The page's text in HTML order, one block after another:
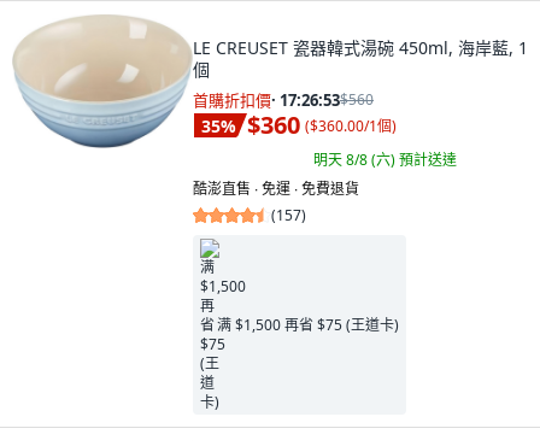
LE CREUSET 瓷器韓式湯碗 450ml, 海岸藍, 1
個
首購折扣價· 17:26:52$560
35% $360 ($360.00/1個)
明天 8/8 (六)預計送達
酷澎直售 ∙ 免運 ∙ 免費退貨
(157)
满 $1,500 再省 $75 (王道卡)